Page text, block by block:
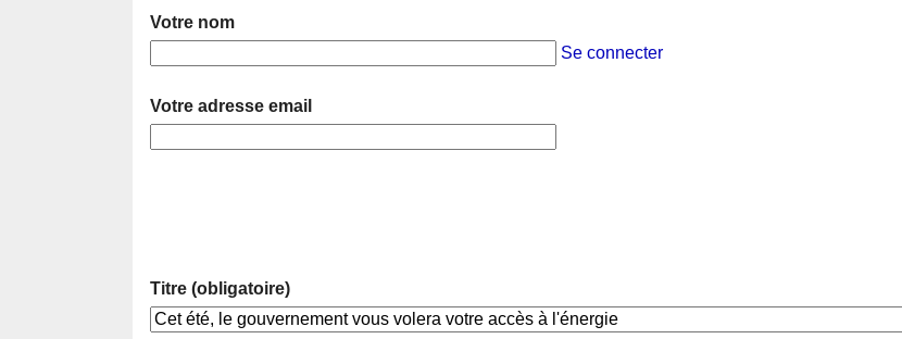
Votre nom
Se connecter
Votre adresse email
Titre (obligatoire)